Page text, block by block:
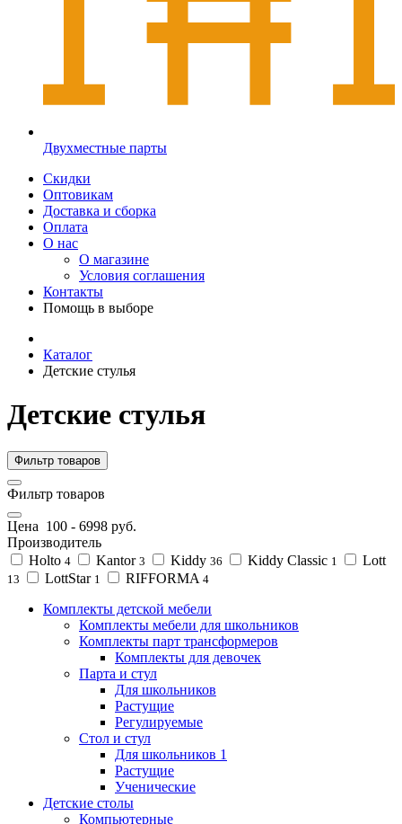
Двухместные парты
Скидки
Оптовикам
Доставка и сборка
Оплата
О нас
О магазине
Условия соглашения
Контакты
Помощь в выборе
Каталог
Детские стулья
Детские стулья
Фильтр товаров
Фильтр товаров
Цена 100 - 6998 руб.
Производитель
Holto 4 Kantor 3 Kiddy 36 Kiddy Classic 1 Lott
13 LottStar 1 RIFFORMA 4
Комплекты детской мебели
Комплекты мебели для школьников
Комплекты парт трансформеров
Комплекты для девочек
Парта и стул
Для школьников
Растущие
Регулируемые
Стол и стул
Для школьников 1
Растущие
Ученические
Детские столы
Компьютерные